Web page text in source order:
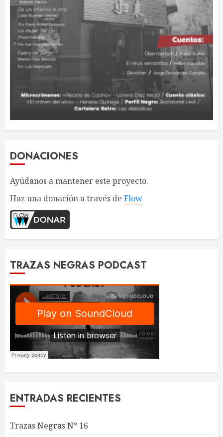
DONACIONES
Ayúdanos a mantener este proyecto.
Haz una donación a través de Flow
TRAZAS NEGRAS PODCAST
ENTRADAS RECIENTES
Trazas Negras N° 16